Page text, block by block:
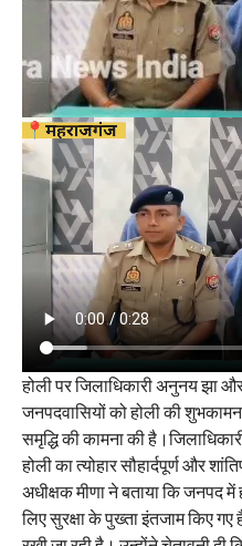
होली पर जिलाधिकारी अनुनय झा
जनपदवासियों को होली की
समृद्धि की कामना की
होली का त्योहार सौहार्दपूर्ण और
अधीक्षक मीणा ने बताया कि जनपद
लिए सुरक्षा के पुख्ता इंतजाम किए